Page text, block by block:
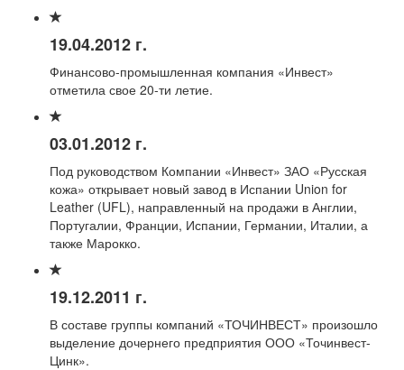
19.04.2012 г.
Финансово-промышленная компания «Инвест»
отметила свое 20-ти летие.
03.01.2012 г.
Под руководством Компании «Инвест» ЗАО «Русская
кожа» открывает новый завод в Испании Union for
Leather (UFL), направленный на продажи в Англии,
Португалии, Франции, Испании, Германии, Италии, а
также Марокко.
19.12.2011 г.
В составе группы компаний «ТОЧИНВЕСТ» произошло
выделение дочернего предприятия ООО «Точинвест-
Цинк».